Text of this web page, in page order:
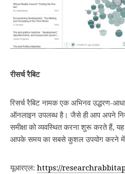
रीसर्च रैबिट
रिसर्च रैबिट नामक एक अभिनव उद्धरण-
ऑनलाइन उपलब्ध है। जैसे ही आप अपने
समीक्षा को व्यवस्थित करना शुरू करते हैं,
आपके समय का सबसे कुशल उपयोग करने में
यूआरएल: https://